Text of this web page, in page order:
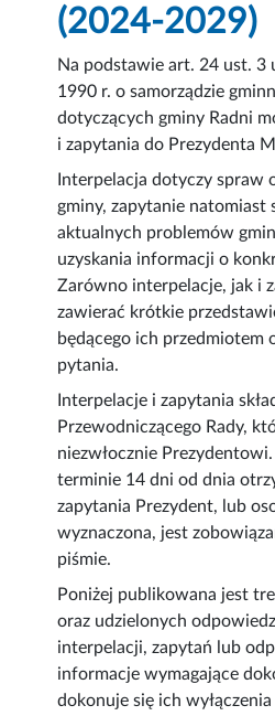
(2024-2029)
Na podstawie art. 24 ust. 3
1990 r. o samorządzie
dotyczących gminy Radni
i zapytania do Prezydenta
Interpelacja dotyczy spraw
gminy, zapytanie natomiast
aktualnych problemów
uzyskania informacji o
Zarówno interpelacje, jak i
zawierać krótkie
będącego ich przedmiotem
pytania.
Interpelacje i zapytania
Przewodniczącego Rady,
niezwłocznie
terminie 14 dni od dnia
zapytania Prezydent, lub
wyznaczona, jest
piśmie.
Poniżej publikowana jest
oraz udzielonych
interpelacji, zapytań lub
informacje wymagające
dokonuje się ich